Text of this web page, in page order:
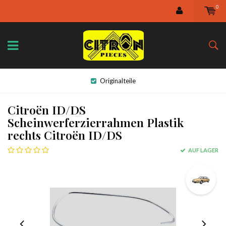
0
Originalteile
Citroën ID/DS
Scheinwerferzierrahmen Plastik
rechts Citroën ID/DS
AUF LAGER